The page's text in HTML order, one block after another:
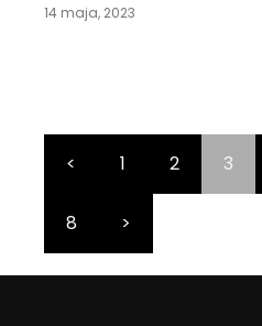
14 maja, 2023
< 1 2 3
8 >